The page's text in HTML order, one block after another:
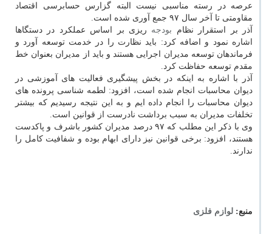
عرصه در رسته مناسبی نیست البته گزارس حسابرسی اقتصاد
مقاومتی تا آخر سال ۹۷ جمع آوری شده است.
آذر بر استقرار نظام بودجه ریزی بر اساس عملكرد در دستگاها
اشاره نمود و اضافه كرد: باید نظارت را در خدمت توسعه آورد و
فرماندهان توسعه مدیران اجرایی هستند و باید از مدیران بعنوان خط
مقدم توسعه حفاظت كرد.
آذر با اشاره به اینكه در بخش پیشگیری فعالیت های آموزشی در
دیوان محاسبات انجام شده است، افزود: لطمه شناسی پرونده های
دیوان محاسبات را انجام داده ایم و به این نتیجه رسیدیم كه بیشتر
تخلفات مدیران به سبب برداشت نادرست از قوانین است.
وی با ذكر این مطلب كه ۹۷ درصد مدیران كشور باشرف و پاكدست
هستند، افزود: برخی قوانین نیز دارای ابهام بوده و شفافیت كامل را
ندارند.
منبع: لوازم فلزی